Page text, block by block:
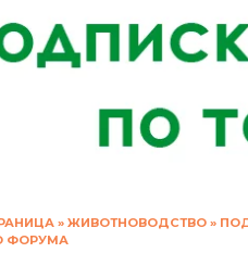
» ЖИВОТНОВОДСТВО »
ФОРУМА